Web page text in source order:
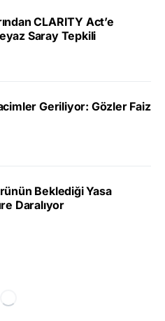
CLARITY Act’e
Saray Tepkili
Geriliyor: Gözler Faiz
Beklediği Yasa
Daralıyor